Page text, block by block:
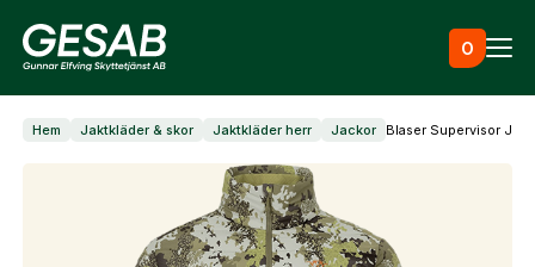
0
Ammunition
Utrustning
Hem Jaktkläder & skor Jaktkläder herr Jackor Blaser Supervisor